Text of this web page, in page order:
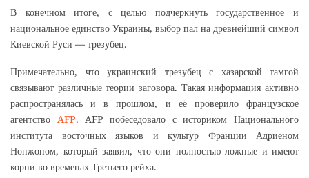
В конечном итоге, с целью подчеркнуть государственное и
национальное единство Украины, выбор пал на древнейший символ
Киевской Руси — трезубец.
Примечательно, что украинский трезубец с хазарской тамгой
связывают различные теории заговора. Такая информация активно
распространялась и в прошлом, и её проверило французское
агентство AFP. AFP побеседовало с историком Национального
института восточных языков и культур Франции Адриеном
Нонжоном, который заявил, что они полностью ложные и имеют
корни во временах Третьего рейха.